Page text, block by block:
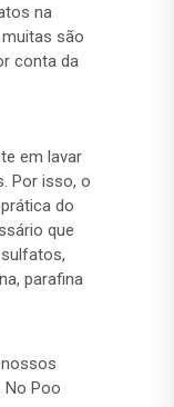
na
são
conta da
em lavar
Por isso, o
do
que
parafina
No Poo